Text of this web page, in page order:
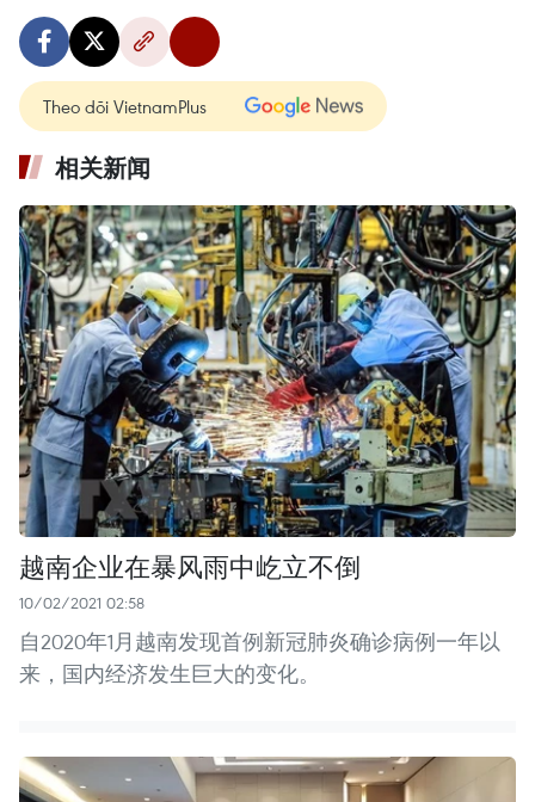
Theo dõi VietnamPlus
相关新闻
越南企业在暴风雨中屹立不倒
10/02/2021 02:58
自2020年1月越南发现首例新冠肺炎确诊病例一年以
来，国内经济发生巨大的变化。